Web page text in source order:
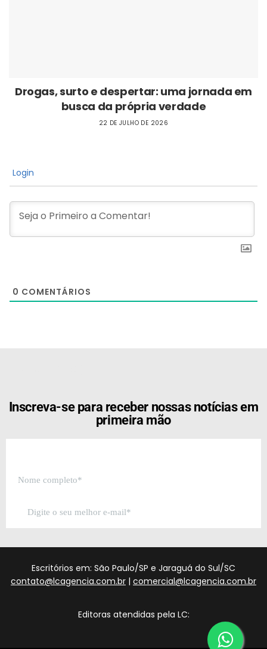
Drogas, surto e despertar: uma jornada em
busca da própria verdade
22 DE JULHO DE 2026
Login
0 COMENTÁRIOS
Inscreva-se para receber nossas notícias em
primeira mão
Escritórios em: São Paulo/SP e Jaraguá do Sul/SC
contato@lcagencia.com.br | comercial@lcagencia.com.br
Editoras atendidas pela LC: